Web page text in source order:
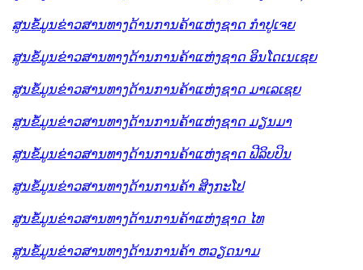
ສູນຂໍ້ມູນຂ່າວສານທາງດ້ານການຄ້າແຫ່ງຊາດ ກຳປູເຈຍ
ສູນຂໍ້ມູນຂ່າວສານທາງດ້ານການຄ້າແຫ່ງຊາດ ອິນໂດເນເຊຍ
ສູນຂໍ້ມູນຂ່າວສານທາງດ້ານການຄ້າແຫ່ງຊາດ ມາເລເຊຍ
ສູນຂໍ້ມູນຂ່າວສານທາງດ້ານການຄ້າແຫ່ງຊາດ ມຽນມາ
ສູນຂໍ້ມູນຂ່າວສານທາງດ້ານການຄ້າແຫ່ງຊາດ ຟີລິບປິນ
ສູນຂໍ້ມູນຂ່າວສານທາງດ້ານການຄ້າ ສິງກະໂປ
ສູນຂໍ້ມູນຂ່າວສານທາງດ້ານການຄ້າແຫ່ງຊາດ ໄທ
ສູນຂໍ້ມູນຂ່າວສານທາງດ້ານການຄ້າ ຫວຽດນາມ